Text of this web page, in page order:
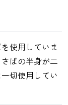
うに
使用していま
ばの半身が二
切使用してい